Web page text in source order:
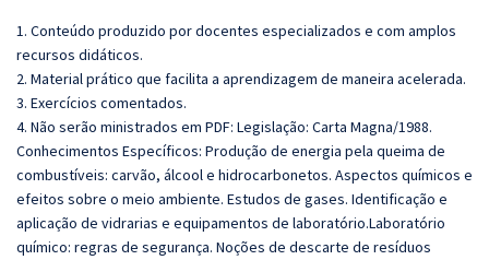
1. Conteúdo produzido por docentes especializados e com amplos
recursos didáticos.
2. Material prático que facilita a aprendizagem de maneira acelerada.
3. Exercícios comentados.
4. Não serão ministrados em PDF: Legislação: Carta Magna/1988.
Conhecimentos Específicos: Produção de energia pela queima de
combustíveis: carvão, álcool e hidrocarbonetos. Aspectos químicos e
efeitos sobre o meio ambiente. Estudos de gases. Identificação e
aplicação de vidrarias e equipamentos de laboratório.Laboratório
químico: regras de segurança. Noções de descarte de resíduos